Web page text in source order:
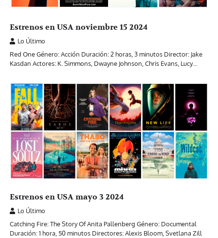
Estrenos en USA noviembre 15 2024
Lo Último
Red One Género: Acción Duración: 2 horas, 3 minutos Director: Jake
Kasdan Actores: K. Simmons, Dwayne Johnson, Chris Evans, Lucy…
Estrenos en USA mayo 3 2024
Lo Último
Catching Fire: The Story Of Anita Pallenberg Género: Documental
Duración: 1 hora, 50 minutos Directores: Alexis Bloom, Svetlana Zill